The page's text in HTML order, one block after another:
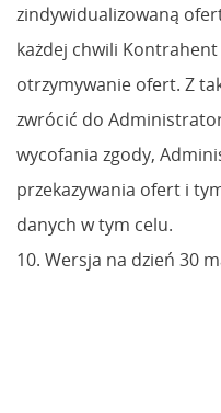
zindywidualizowaną
każdej chwili
otrzymywanie ofert. Z
zwrócić do
wycofania zgody,
przekazywania ofert i
danych w tym celu.
10. Wersja na dzień 30